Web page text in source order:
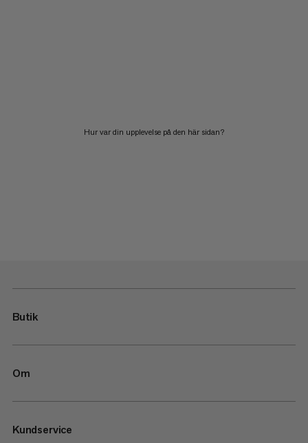
Hur var din upplevelse på den här sidan?
Butik
Om
Kundservice